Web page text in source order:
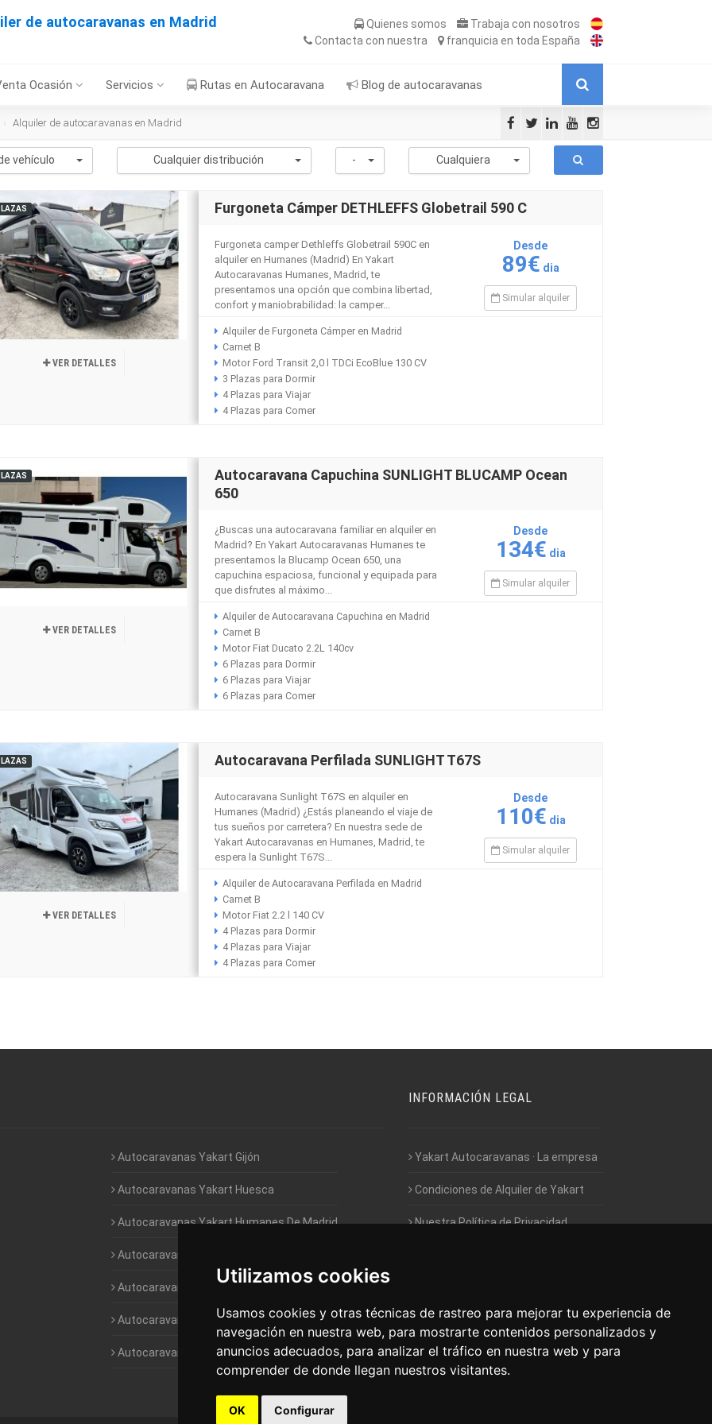
Utilizamos cookies
Usamos cookies y otras técnicas de rastreo para mejorar tu experiencia de
navegación en nuestra web, para mostrarte contenidos personalizados y
anuncios adecuados, para analizar el tráfico en nuestra web y para
comprender de donde llegan nuestros visitantes.
OK Configurar
de autocaravanas en Madrid Quienes somos Trabaja con nosotros
Contacta con nuestra franquicia en toda España
Ocasión Servicios Rutas en Autocaravana Blog de autocaravanas
Alquiler de autocaravanas en Madrid
vehículo Cualquier distribución - Cualquiera
VER DETALLES
Furgoneta Cámper DETHLEFFS Globetrail 590 C
Furgoneta camper Dethleffs Globetrail 590C en
alquiler en Humanes (Madrid) En Yakart
Autocaravanas Humanes, Madrid, te
presentamos una opción que combina libertad,
confort y maniobrabilidad: la camper...
Desde
89€ dia
Simular alquiler
Alquiler de Furgoneta Cámper en Madrid
Carnet B
Motor Ford Transit 2,0 l TDCi EcoBlue 130 CV
3 Plazas para Dormir
4 Plazas para Viajar
4 Plazas para Comer
VER DETALLES
Autocaravana Capuchina SUNLIGHT BLUCAMP Ocean
650
¿Buscas una autocaravana familiar en alquiler en
Madrid? En Yakart Autocaravanas Humanes te
presentamos la Blucamp Ocean 650, una
capuchina espaciosa, funcional y equipada para
que disfrutes al máximo...
Desde
134€ dia
Simular alquiler
Alquiler de Autocaravana Capuchina en Madrid
Carnet B
Motor Fiat Ducato 2.2L 140cv
6 Plazas para Dormir
6 Plazas para Viajar
6 Plazas para Comer
VER DETALLES
Autocaravana Perfilada SUNLIGHT T67S
Autocaravana Sunlight T67S en alquiler en
Humanes (Madrid) ¿Estás planeando el viaje de
tus sueños por carretera? En nuestra sede de
Yakart Autocaravanas en Humanes, Madrid, te
espera la Sunlight T67S...
Desde
110€ dia
Simular alquiler
Alquiler de Autocaravana Perfilada en Madrid
Carnet B
Motor Fiat 2.2 l 140 CV
4 Plazas para Dormir
4 Plazas para Viajar
4 Plazas para Comer
Autocaravanas Yakart Gijón
Autocaravanas Yakart Huesca
Autocaravanas Yakart Humanes De Madrid
Autocaravanas Yakart Jaén
Autocaravanas Yakart Lugo
Autocaravanas Yakart Valencia
Autocaravanas Yakart Vitoria
INFORMACIÓN LEGAL
Yakart Autocaravanas · La empresa
Condiciones de Alquiler de Yakart
Nuestra Política de Privacidad